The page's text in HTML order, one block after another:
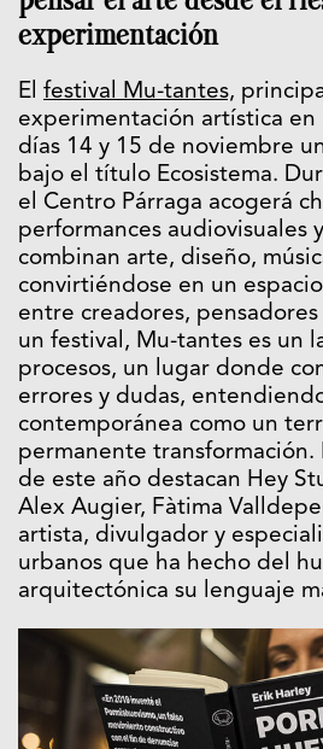
experimentación
El festival Mu-tantes,
experimentación artística en
días 14 y 15 de noviembre
bajo el título Ecosistema.
el Centro Párraga acogerá
performances audiovisuales
combinan arte, diseño,
convirtiéndose en un
entre creadores,
un festival, Mu-tantes es un
procesos, un lugar donde
errores y dudas,
contemporánea como un
permanente transformación.
de este año destacan Hey
Alex Augier, Fàtima
artista, divulgador y
urbanos que ha hecho del
arquitectónica su lenguaje